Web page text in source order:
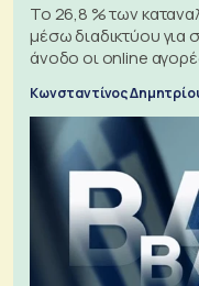
Το 26,8 % των
μέσω διαδικτύου για
άνοδο οι online
Κωνσταντίνος